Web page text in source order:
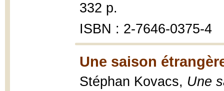
332 p.
ISBN : 2-7646-0375-4
Une saison
Stéphan Kovacs, Une